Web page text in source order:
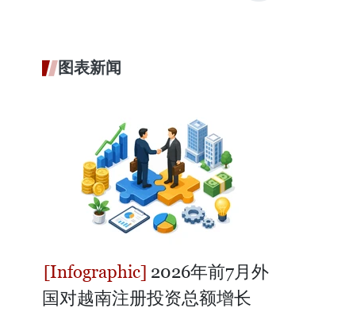
图表新闻
2026年前7月外
国对越南注册投资总额增长